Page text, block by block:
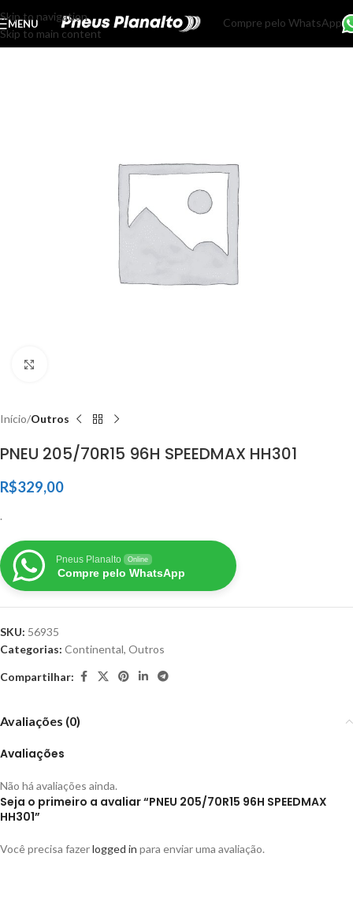
Skip to navigation
Skip to main content
MENU Compre pelo WhatsApp
Início Outros
PNEU 205/70R15 96H SPEEDMAX HH301
R$329,00
.
Pneus Planalto Online
Compre pelo WhatsApp
SKU: 56935
Categorias: Continental, Outros
Compartilhar:
Avaliações (0)
Avaliações
Não há avaliações ainda.
Seja o primeiro a avaliar “PNEU 205/70R15 96H SPEEDMAX
HH301”
Você precisa fazerlogged in para enviar uma avaliação.